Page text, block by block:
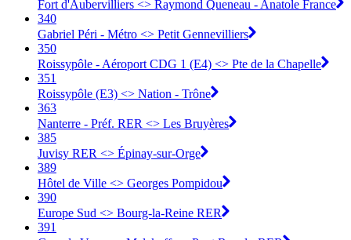
Fort d'Aubervilliers <> Raymond Queneau - Anatole France
340
Gabriel Péri - Métro <> Petit Gennevilliers
350
Roissypôle - Aéroport CDG 1 (E4) <> Pte de la Chapelle
351
Roissypôle (E3) <> Nation - Trône
363
Nanterre - Préf. RER <> Les Bruyères
385
Juvisy RER <> Épinay-sur-Orge
389
Hôtel de Ville <> Georges Pompidou
390
Europe Sud <> Bourg-la-Reine RER
391